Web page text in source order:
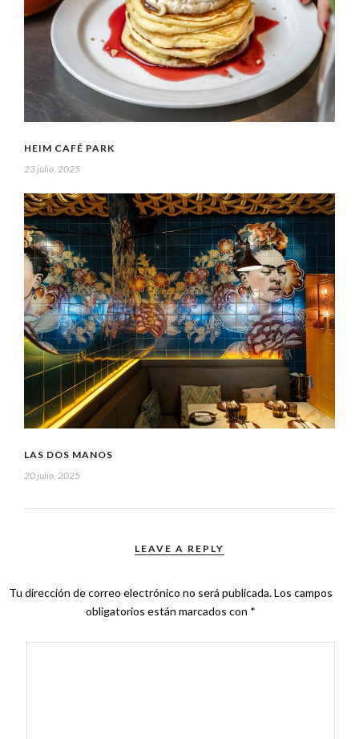
HEIM CAFÉ PARK
23 julio, 2025
LAS DOS MANOS
20 julio, 2025
LEAVE A REPLY
Tu dirección de correo electrónico no será publicada.Los campos
obligatorios están marcados con *